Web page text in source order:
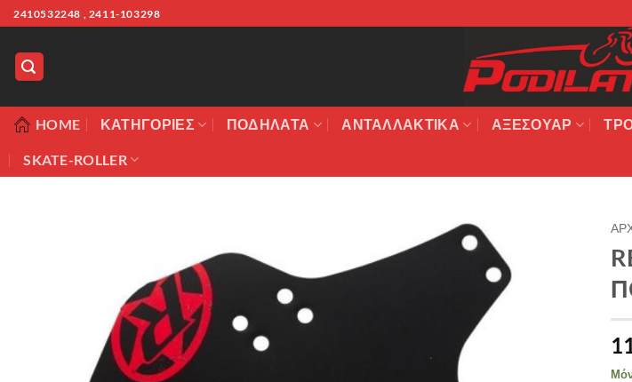
Μετάβαση
στο
περιεχόμενο
2410532248 , 2411-103298
HOME ΚΑΤΗΓΟΡΊΕΣ ΠΟΔΉΛΑΤΑ ΑΝΤΑΛΛΑΚΤΙΚΆ ΑΞΕΣΟΥΆΡ
SKATE-ROLLER